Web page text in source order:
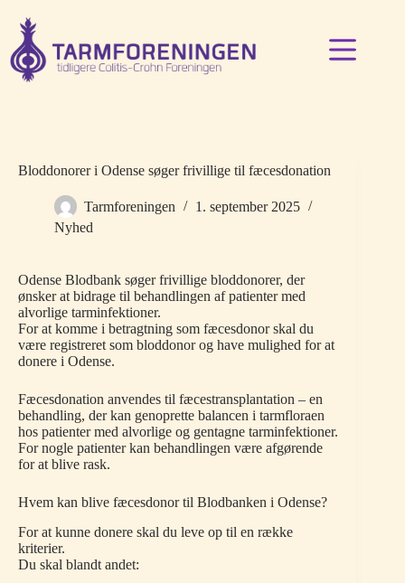
indhold
Bloddonorer i Odense søger frivillige til fæcesdonation
Tarmforeningen
1. september 2025
Nyhed
Odense Blodbank søger frivillige bloddonorer, der
ønsker at bidrage til behandlingen af patienter med
alvorlige tarminfektioner.
For at komme i betragtning som fæcesdonor skal du
være registreret som bloddonor og have mulighed for at
donere i Odense.
Fæcesdonation anvendes til fæcestransplantation – en
behandling, der kan genoprette balancen i tarmfloraen
hos patienter med alvorlige og gentagne tarminfektioner.
For nogle patienter kan behandlingen være afgørende
for at blive rask.
Hvem kan blive fæcesdonor til Blodbanken i Odense?
For at kunne donere skal du leve op til en række
kriterier.
Du skal blandt andet: